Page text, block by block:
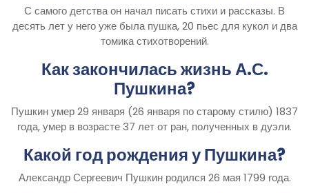
С самого детства он начал писать стихи и рассказы. В
десять лет у него уже была пушка, 20 пьес для кукол и два
томика стихотворений.
Как закончилась жизнь А.С.
Пушкина?
Пушкин умер 29 января (26 января по старому стилю) 1837
года, умер в возрасте 37 лет от ран, полученных в дуэли.
Какой год рождения у Пушкина?
Александр Сергеевич Пушкин родился 26 мая 1799 года.